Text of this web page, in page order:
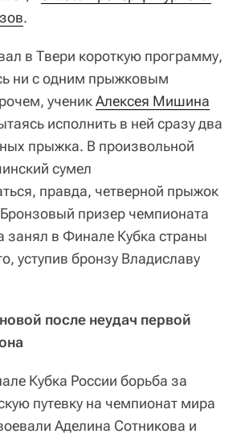
.
в Твери короткую программу,
ни с одним прыжковым
ученикАлексея Мишина
исполнить в ней сразу два
прыжка. В произвольной
сумел
правда, четверной прыжок
призер чемпионата
занял в Финале Кубка страны
уступив бронзу Владиславу
после неудач первой
Кубка России борьба за
путевку на чемпионат мира
Аделина Сотникова и